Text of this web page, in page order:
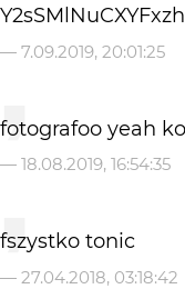
— 7.09.2019, 20:01:25
fotografoo yeah
— 18.08.2019, 16:54:35
fszystko tonic
— 27.04.2018, 03:18:42